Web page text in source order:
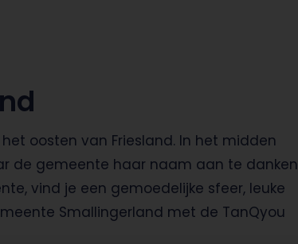
oosten van Friesland. In het midden
de gemeente haar naam aan te danken
vind je een gemoedelijke sfeer, leuke
Smallingerland met de TanQyou